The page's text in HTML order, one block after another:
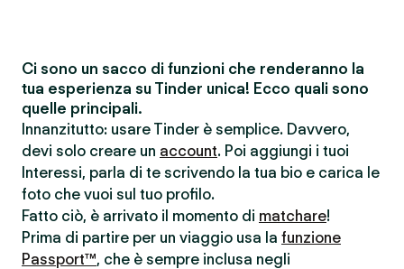
Ci sono un sacco di funzioni che renderanno la
tua esperienza su Tinder unica! Ecco quali sono
quelle principali.
Innanzitutto: usare Tinder è semplice. Davvero,
devi solo creare un account. Poi aggiungi i tuoi
Interessi, parla di te scrivendo la tua bio e carica le
foto che vuoi sul tuo profilo.
Fatto ciò, è arrivato il momento di matchare!
Prima di partire per un viaggio usa la funzione
Passport™, che è sempre inclusa negli